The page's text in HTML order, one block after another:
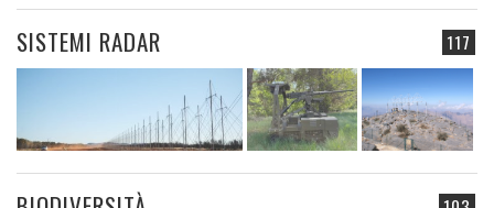
117
SISTEMI RADAR